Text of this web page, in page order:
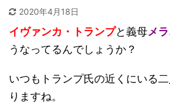
2020年4月18日
イヴァンカ・トランプと義母メ
うなってるんでしょうか？
いつもトランプ氏の近くにいる
りますね。